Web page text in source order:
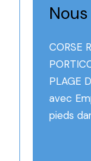
CORSE
PLAGE
avec
pieds